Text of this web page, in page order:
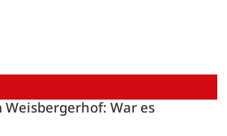
War es